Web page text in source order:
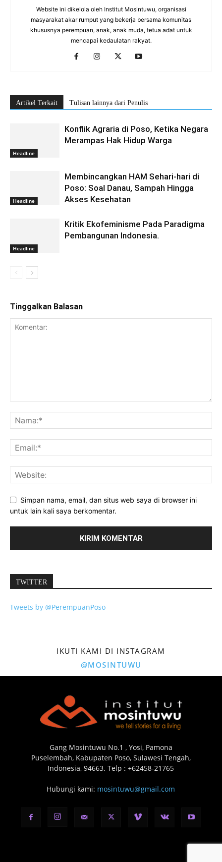
Website ini dikelola oleh Institut Mosintuwu, organisasi
masyarakat akar rumput yang bekerja bersama komunitas
khususnya perempuan, anak, anak muda, tetua adat untuk
mencapai kedaulatan rakyat.
Artikel Terkait Tulisan lainnya dari Penulis
Headline
Konflik Agraria di Poso, Ketika Negara
Merampas Hak Hidup Warga
Headline
Membincangkan HAM Sehari-hari di
Poso: Soal Danau, Sampah Hingga
Akses Kesehatan
Headline
Kritik Ekofeminisme Pada Paradigma
Pembangunan Indonesia.
Tinggalkan Balasan
Simpan nama, email, dan situs web saya di browser ini
untuk lain kali saya berkomentar.
TWITTER
Tweets by @PerempuanPoso
IKUTI KAMI DI INSTAGRAM
@MOSINTUWU
Gang Mosintuwu No.1 , Yosi, Pamona
Puselembah, Kabupaten Poso, Sulawesi Tengah,
Indonesia, 94663. Telp : +62458-21765
Hubungi kami: mosintuwu@gmail.com